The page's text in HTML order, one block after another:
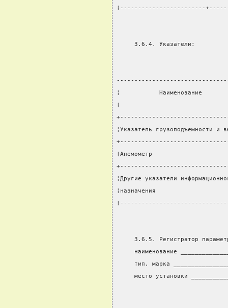
¦------------------------
     3.6.4. Указатели:
¦           Наименование
¦
¦Указатель
¦Анемометр
¦Другие указатели
¦назначения
3.6.5. Регистратор
наименование
тип, марка
место установки